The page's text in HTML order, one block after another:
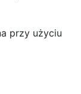
przy użyciu